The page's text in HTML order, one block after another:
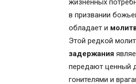
жизненных
в призвании
обладает и
Этой редкой
задержания
передают ценный
гонителями и